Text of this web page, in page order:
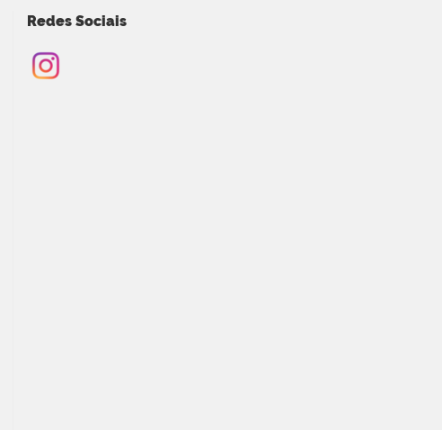
Redes Sociais